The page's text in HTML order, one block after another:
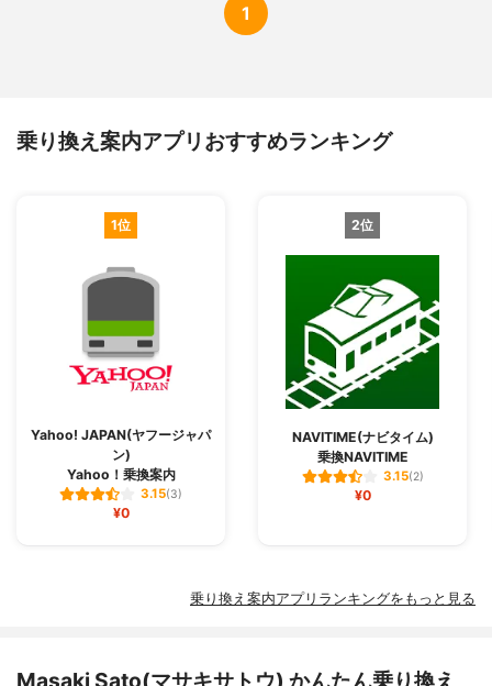
1
乗り換え案内アプリおすすめランキング
1位
Yahoo! JAPAN(ヤフージャパ
ン)
Yahoo！乗換案内
3.15(3)
¥0
2位
NAVITIME(ナビタイム)
乗換NAVITIME
3.15(2)
¥0
乗り換え案内アプリランキングをもっと見る
Masaki Sato(マサキサトウ) かんたん乗り換え